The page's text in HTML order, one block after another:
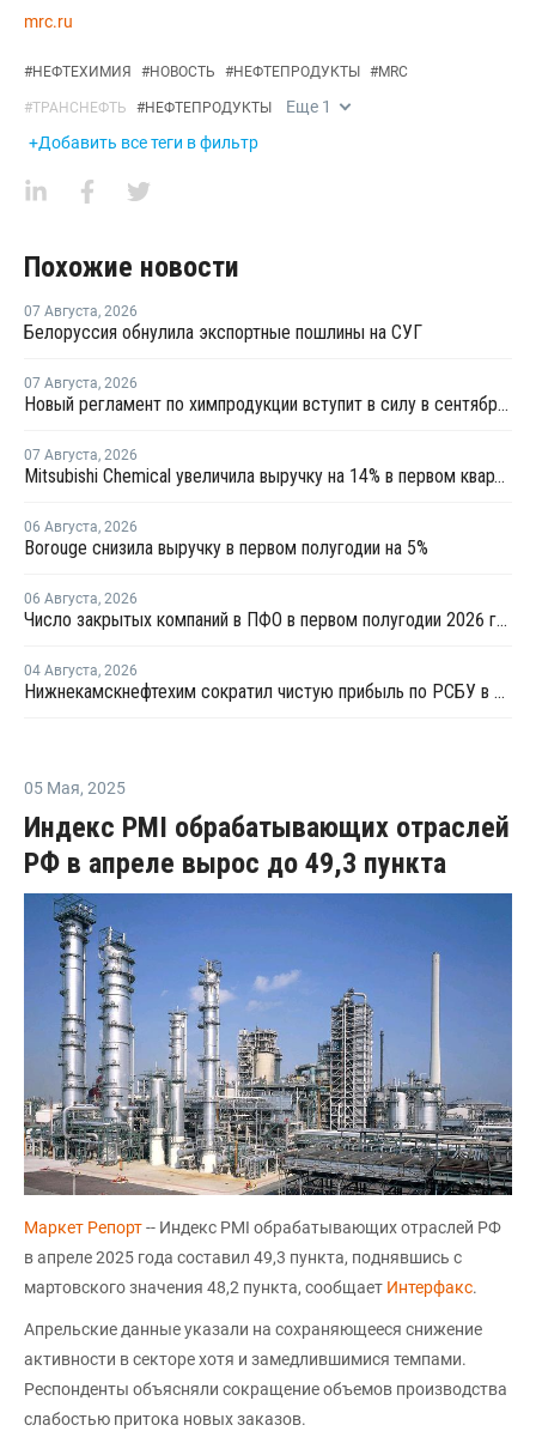
mrc.ru
#НЕФТЕХИМИЯ #НОВОСТЬ #НЕФТЕПРОДУКТЫ #MRC
#ТРАНСНЕФТЬ #НЕФТЕПРОДУКТЫ Еще 1
+Добавить все теги в фильтр
Похожие новости
07 Августа, 2026
Белоруссия обнулила экспортные пошлины на СУГ
07 Августа, 2026
Новый регламент по химпродукции вступит в силу в сентябре 2027 года
07 Августа, 2026
Mitsubishi Chemical увеличила выручку на 14% в первом квартале японского финансового года
06 Августа, 2026
Borouge снизила выручку в первом полугодии на 5%
06 Августа, 2026
Число закрытых компаний в ПФО в первом полугодии 2026 года вдвое превысило число новых
04 Августа, 2026
Нижнекамскнефтехим сократил чистую прибыль по РСБУ в 15 раз в первом полугодии
05 Мая, 2025
Индекс PMI обрабатывающих отраслей
РФ в апреле вырос до 49,3 пункта
Маркет Репорт-- Индекс PMI обрабатывающих отраслей РФ
в апреле 2025 года составил 49,3 пункта, поднявшись с
мартовского значения 48,2 пункта, сообщает Интерфакс.
Апрельские данные указали на сохраняющееся снижение
активности в секторе хотя и замедлившимися темпами.
Респонденты объясняли сокращение объемов производства
слабостью притока новых заказов.